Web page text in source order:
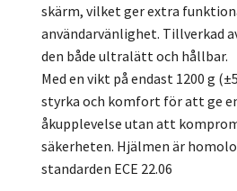
skärm, vilket ger extra
användarvänlighet. Tillverkad
den både ultralätt och hållbar.
Med en vikt på endast 1200 g
styrka och komfort för att ge
åkupplevelse utan att
säkerheten. Hjälmen är
standarden ECE 22.06